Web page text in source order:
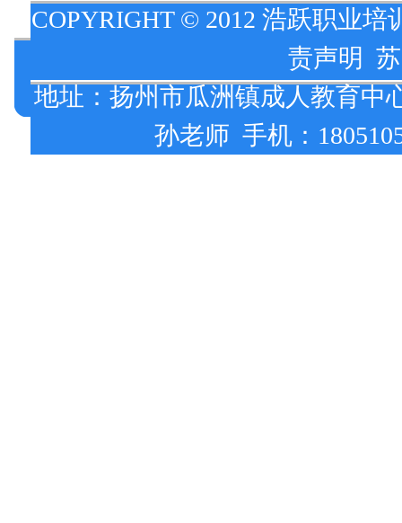
COPYRIGHT © 2012 浩跃职业
责声明
地址：扬州市瓜洲镇成人教育中
孙老师 手机：